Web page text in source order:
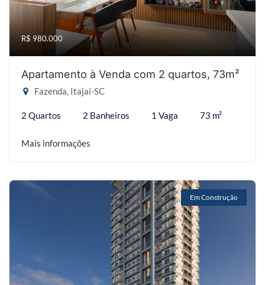
R$ 980.000
Apartamento à Venda com 2 quartos, 73m²
Fazenda, Itajaí-SC
2 Quartos 2 Banheiros 1 Vaga 73 m²
Mais informações
Em Construção